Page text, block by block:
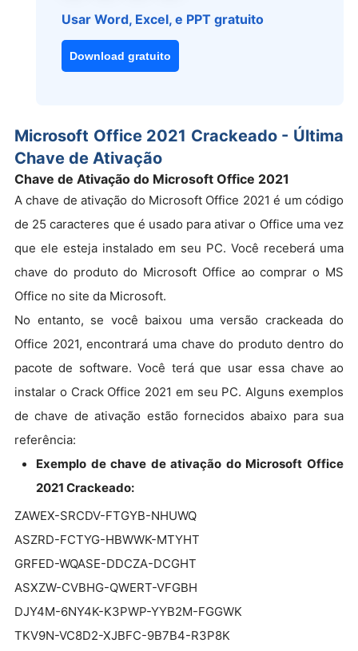
Usar Word, Excel, e PPT gratuito
Download gratuito
Microsoft Office 2021 Crackeado - Última
Chave de Ativação
Chave de Ativação do Microsoft Office 2021
A chave de ativação do Microsoft Office 2021 é um código
de 25 caracteres que é usado para ativar o Office uma vez
que ele esteja instalado em seu PC. Você receberá uma
chave do produto do Microsoft Office ao comprar o MS
Office no site da Microsoft.
No entanto, se você baixou uma versão crackeada do
Office 2021, encontrará uma chave do produto dentro do
pacote de software. Você terá que usar essa chave ao
instalar o Crack Office 2021 em seu PC. Alguns exemplos
de chave de ativação estão fornecidos abaixo para sua
referência:
Exemplo de chave de ativação do Microsoft Office
2021 Crackeado:
ZAWEX-SRCDV-FTGYB-NHUWQ
ASZRD-FCTYG-HBWWK-MTYHT
GRFED-WQASE-DDCZA-DCGHT
ASXZW-CVBHG-QWERT-VFGBH
DJY4M-6NY4K-K3PWP-YYB2M-FGGWK
TKV9N-VC8D2-XJBFC-9B7B4-R3P8K